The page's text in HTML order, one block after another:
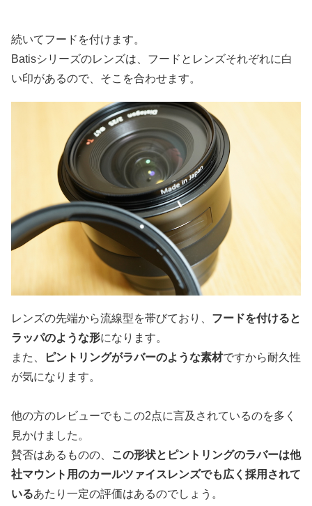
続いてフードを付けます。
Batisシリーズのレンズは、フードとレンズそれぞれに白
い印があるので、そこを合わせます。
レンズの先端から流線型を帯びており、 フードを付けると
ラッパのような形になります。
また、
ピントリングがラバーのような素材ですから耐久性
が気になります。
他の方のレビューでもこの2点に言及されているのを多く
見かけました。
賛否はあるものの、
この形状とピントリングのラバーは他
社マウント用のカールツァイスレンズでも広く採用されて
いるあたり一定の評価はあるのでしょう。